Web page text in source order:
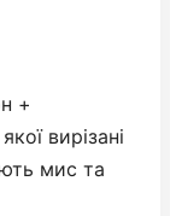
+
вирізані
мис та